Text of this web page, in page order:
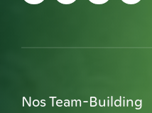
Nos Team-Building